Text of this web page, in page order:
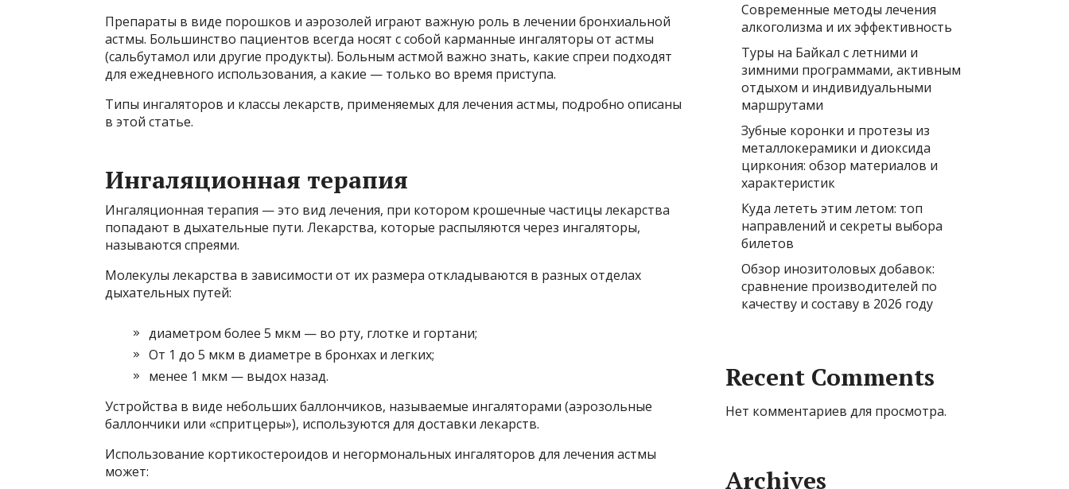
Препараты в виде порошков и аэрозолей играют важную роль в лечении бронхиальной
астмы. Большинство пациентов всегда носят с собой карманные ингаляторы от астмы
(сальбутамол или другие продукты). Больным астмой важно знать, какие спреи подходят
для ежедневного использования, а какие — только во время приступа.
Типы ингаляторов и классы лекарств, применяемых для лечения астмы, подробно описаны
в этой статье.
Ингаляционная терапия
Ингаляционная терапия — это вид лечения, при котором крошечные частицы лекарства
попадают в дыхательные пути. Лекарства, которые распыляются через ингаляторы,
называются спреями.
Молекулы лекарства в зависимости от их размера откладываются в разных отделах
дыхательных путей:
диаметром более 5 мкм — во рту, глотке и гортани;
От 1 до 5 мкм в диаметре в бронхах и легких;
менее 1 мкм — выдох назад.
Устройства в виде небольших баллончиков, называемые ингаляторами (аэрозольные
баллончики или «спритцеры»), используются для доставки лекарств.
Использование кортикостероидов и негормональных ингаляторов для лечения астмы
может:
Современные методы лечения
алкоголизма и их эффективность
Туры на Байкал с летними и
зимними программами, активным
отдыхом и индивидуальными
маршрутами
Зубные коронки и протезы из
металлокерамики и диоксида
циркония: обзор материалов и
характеристик
Куда лететь этим летом: топ
направлений и секреты выбора
билетов
Обзор инозитоловых добавок:
сравнение производителей по
качеству и составу в 2026 году
Recent Comments
Нет комментариев для просмотра.
Archives